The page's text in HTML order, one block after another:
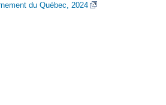
du Québec, 2024